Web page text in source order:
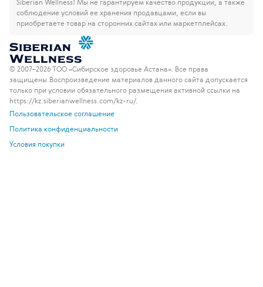
соблюдение условий ее хранения продавцами, если вы
приобретаете товар на сторонних сайтах или маркетплейсах.
© 2007–2026 ТОО «Сибирское здоровье Астана». Все права
защищены. Воспроизведение материалов данного сайта допускается
только при условии обязательного размещения активной ссылки на
https://kz.siberianwellness.com/kz-ru/.
Пользовательское соглашение
Политика конфиденциальности
Условия покупки